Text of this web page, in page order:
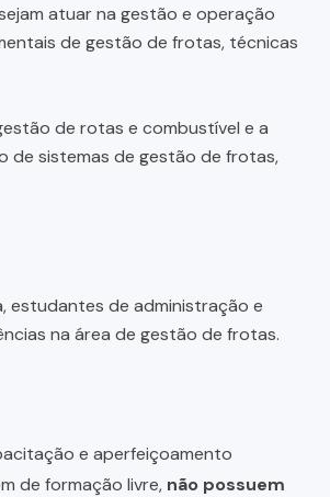
atuar na gestão e operação
de gestão de frotas, técnicas
de rotas e combustível e a
de sistemas de gestão de frotas,
estudantes de administração e
na área de gestão de frotas.
e aperfeiçoamento
de formação livre, não possuem